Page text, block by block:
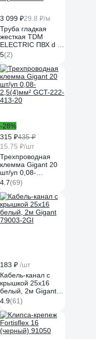
3 099 ₽29.8 ₽/м
Труба гладкая
жесткая TDM
ELECTRIC ПВХ d 16
длина 2 м упак. 52
шт. индивид.
штрихкод, серая
SQ0404-0011
5(2)
-28%
315 ₽435 ₽
15.75 ₽/шт
Трехпроводная
клемма Gigant 20
шт/уп 0,08-
2,5(4)мм² GCT-222-
413-20
4.7(69)
183 ₽ /шт
Кабель-канал с
крышкой 25х16
белый, 2м Gigant
79003-2GI
4.9(61)